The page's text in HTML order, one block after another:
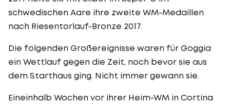
schwedischen Aare ihre zweite WM-Medaillen
nach Riesentorlauf-Bronze 2017.
Die folgenden Großereignisse waren für Goggia
ein Wettlauf gegen die Zeit, noch bevor sie aus
dem Starthaus ging. Nicht immer gewann sie.
Eineinhalb Wochen vor ihrer Heim-WM in Cortina